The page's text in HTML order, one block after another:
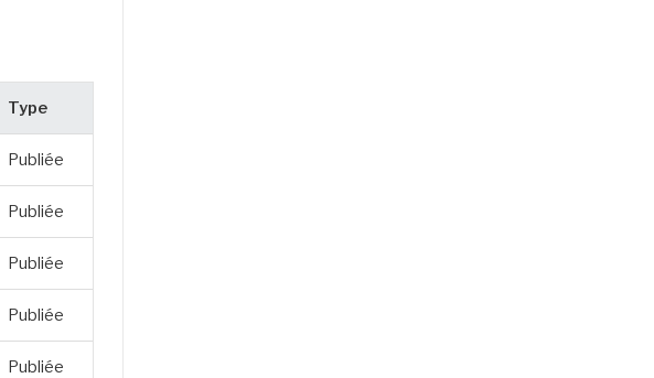
Type
Publiée
Publiée
Publiée
Publiée
Publiée